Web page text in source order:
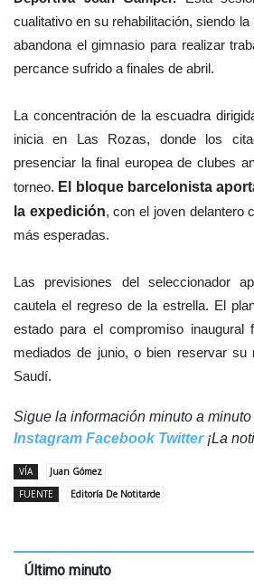
cualitativo en su rehabilitación, siendo
abandona el gimnasio para realizar
percance sufrido a finales de abril.
La concentración de la escuadra
inicia en Las Rozas, donde los
presenciar la final europea de clubes
torneo. El bloque barcelonista
la expedición, con el joven delantero
más esperadas.
Las previsiones del seleccionador
cautela el regreso de la estrella. El
estado para el compromiso inaugural
mediados de junio, o bien reservar su
Saudí.
Sigue la información minuto a
Instagram Facebook Twitter¡La
VÍA
Juan Gómez
FUENTE
Editoría De Notitarde
Último minuto